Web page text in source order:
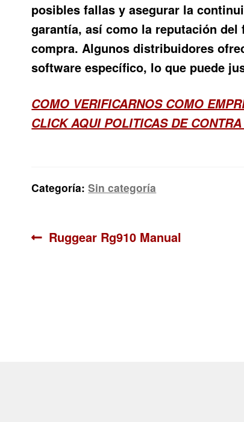
posibles fallas y asegurar la
garantía, así como la reputación
compra. Algunos distribuidores
software específico, lo que puede
COMO VERIFICARNOS COMO
CLICK AQUI POLITICAS DE
Categoría:Sin categoría
Navegación
Anterior:
Ruggear Rg910 Manual